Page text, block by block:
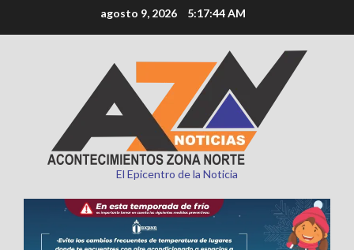
al
agosto 9, 2026 5:17:45 AM
El Epicentro de la Noticia